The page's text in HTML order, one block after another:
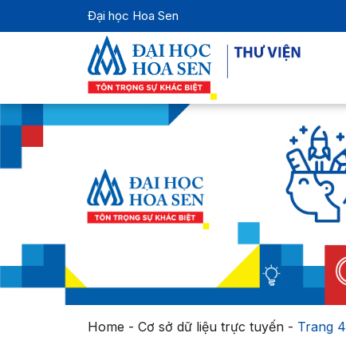
Đại học Hoa Sen
Home - Cơ sở dữ liệu trực tuyến- Trang 4